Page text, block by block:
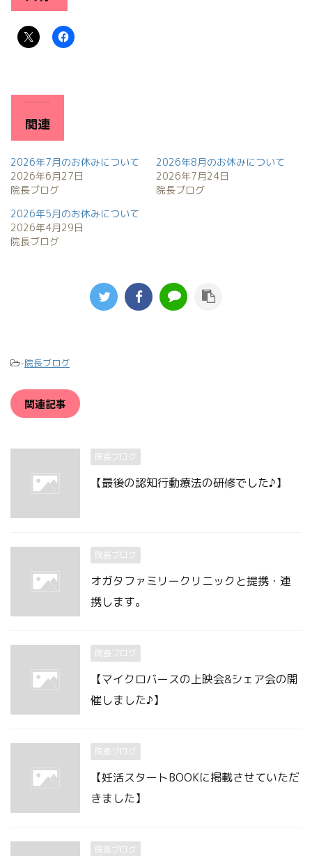
関連
2026年7月のお休みについて
2026年6月27日
院長ブログ
2026年8月のお休みについて
2026年7月24日
院長ブログ
2026年5月のお休みについて
2026年4月29日
院長ブログ
-院長ブログ
関連記事
院長ブログ
【最後の認知行動療法の研修でした♪】
院長ブログ
オガタファミリークリニックと提携・連
携します。
院長ブログ
【マイクロバースの上映会&シェア会の開
催しました♪】
院長ブログ
【妊活スタートBOOKに掲載させていただ
きました】
院長ブログ